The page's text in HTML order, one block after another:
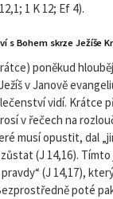
1 K 12; Ef 4).
s Bohem skrze Ježíše
poněkud
v Janově
vidí. Krátce
v řečech na
musí opustit, dal
zůstat (J 14,16).
(J 14,17),
poté